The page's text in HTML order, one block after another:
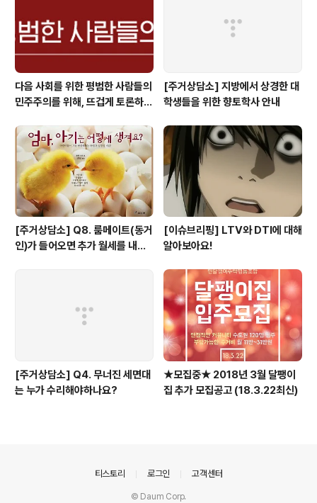
다음 사회를 위한 평범한 사람들의
민주주의를 위해, 뜨겁게 토론하고
[주거상담소] 지방에서 상경한 대
학생들을 위한 향토학사 안내
[주거상담소] Q8. 룸메이트(동거
인)가 들어오면 추가 월세를 내야
[이슈브리핑] LTV와 DTI에 대해
알아보아요!
[주거상담소] Q4. 무너진 세면대
는 누가 수리해야하나요?
★모집중★ 2018년 3월 달팽이
집 추가 모집공고 (18.3.22최신)
티스토리 로그인 고객센터
© Daum Corp.